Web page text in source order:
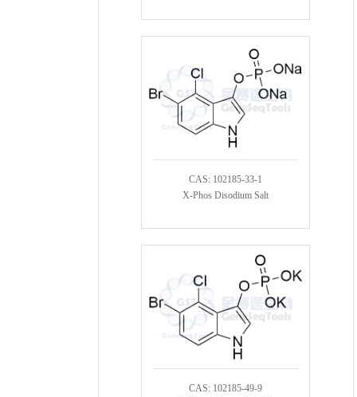
CAS: 102185-33-1
X-Phos Disodium Salt
CAS: 102185-49-9